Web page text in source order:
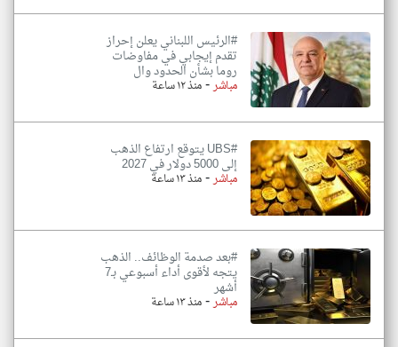
#الرئيس اللبناني يعلن إحراز
تقدم إيجابي في مفاوضات
روما بشأن الحدود وال
مباشر-منذ ١٢ ساعة
#UBS يتوقع ارتفاع الذهب
إلى 5000 دولار في 2027
مباشر-منذ ١٣ ساعة
#بعد صدمة الوظائف.. الذهب
يتجه لأقوى أداء أسبوعي بـ7
أشهر
مباشر-منذ ١٣ ساعة